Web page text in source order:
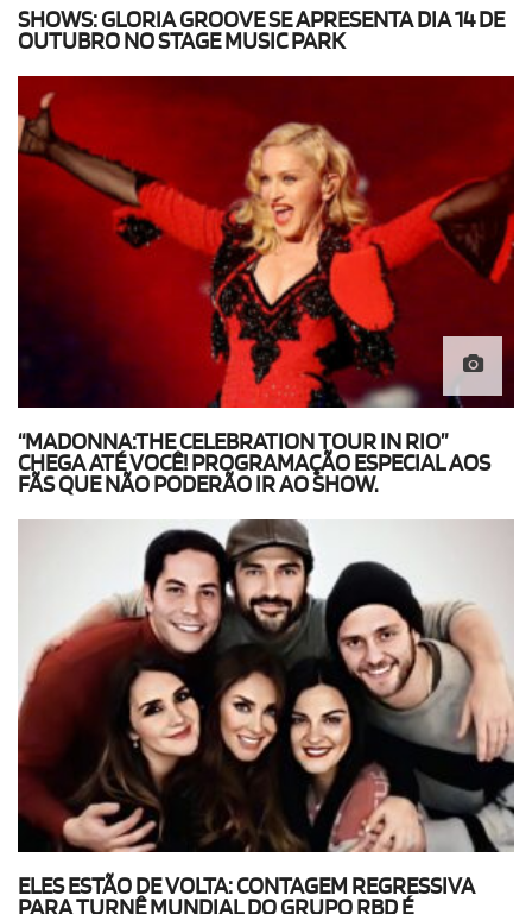
SHOWS: GLORIA GROOVE SE APRESENTA DIA 14 DE
OUTUBRO NO STAGE MUSIC PARK
“MADONNA:THE CELEBRATION TOUR IN RIO”
CHEGA ATÉ VOCÊ! PROGRAMAÇÃO ESPECIAL AOS
FÃS QUE NÃO PODERÃO IR AO SHOW.
ELES ESTÃO DE VOLTA: CONTAGEM REGRESSIVA
PARA TURNÊ MUNDIAL DO GRUPO RBD É